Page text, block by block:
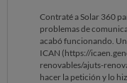
Contraté a Solar 360
problemas de
acabó funcionando.
ICAN (https://
renovables/ajuts-
hacer la petición y lo